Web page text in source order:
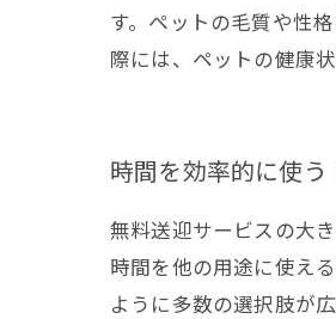
す。ペットの毛質や性
際には、ペットの健康
時間を効率的に使
無料送迎サービスの大
時間を他の用途に使え
ように多数の選択肢が